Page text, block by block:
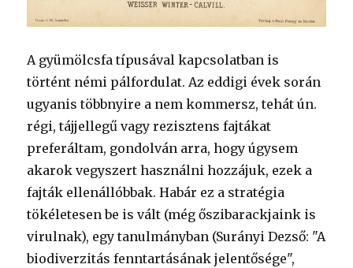
A gyümölcsfa típusával kapcsolatban is
történt némi pálfordulat. Az eddigi évek során
ugyanis többnyire a nem kommersz, tehát ún.
régi, tájjellegű vagy rezisztens fajtákat
preferáltam, gondolván arra, hogy úgysem
akarok vegyszert használni hozzájuk, ezek a
fajták ellenállóbbak. Habár ez a stratégia
tökéletesen be is vált (még őszibarackjaink is
virulnak), egy tanulmányban (Surányi Dezső: "A
biodiverzitás fenntartásának jelentősége",